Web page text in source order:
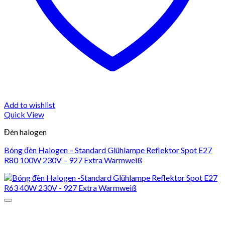
Add to wishlist
Quick View
Đèn halogen
Bóng đèn Halogen – Standard Glühlampe Reflektor Spot E27
R80 100W 230V – 927 Extra Warmweiß